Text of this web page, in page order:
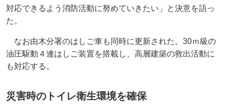
対応できるよう消防活動に努めていきたい」と決意を語っ
た。
なお由木分署のはしご車も同時に更新された。30ｍ級の
油圧駆動４連はしご装置を搭載し、高層建築の救出活動に
も対応する。
災害時のトイレ衛生環境を確保